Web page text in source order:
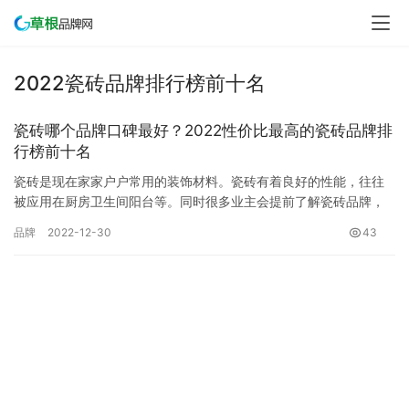
2022瓷砖品牌排行榜前十名
瓷砖哪个品牌口碑最好？2022性价比最高的瓷砖品牌排
行榜前十名
瓷砖是现在家家户户常用的装饰材料。瓷砖有着良好的性能，往往
被应用在厨房卫生间阳台等。同时很多业主会提前了解瓷砖品牌，
种品牌…
品牌 2022-12-30 43